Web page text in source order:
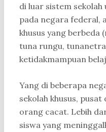
di luar sistem
pada negara federal,
khusus yang berbeda
tuna rungu,
ketidakmampuan
Yang di beberapa
sekolah khusus,
orang cacat. Lebih
siswa yang